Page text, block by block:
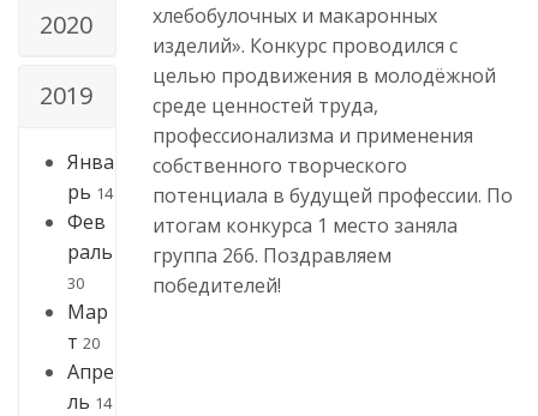
2020
2019
Янва
рь 14
Фев
раль
30
Мар
т 20
Апре
ль 14
хлебобулочных и макаронных
изделий». Конкурс проводился с
целью продвижения в молодёжной
среде ценностей труда,
профессионализма и применения
собственного творческого
потенциала в будущей профессии. По
итогам конкурса 1 место заняла
группа 266. Поздравляем
победителей!